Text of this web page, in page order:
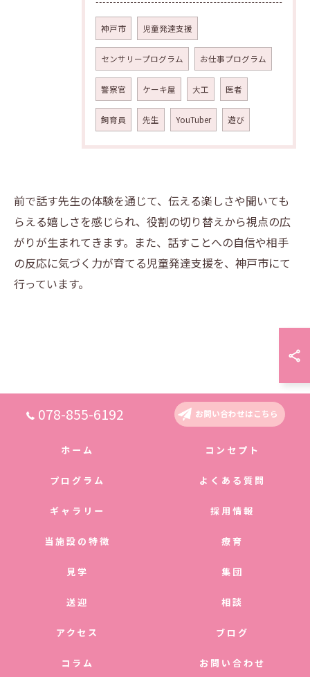
神戸市 児童発達支援
センサリープログラム お仕事プログラム
警察官 ケーキ屋 大工 医者
飼育員 先生 YouTuber 遊び
前で話す先生の体験を通じて、伝える楽しさや聞いても
らえる嬉しさを感じられ、役割の切り替えから視点の広
がりが生まれてきます。また、話すことへの自信や相手
の反応に気づく力が育てる児童発達支援を、神戸市にて
行っています。
078-855-6192 お問い合わせはこちら
ホーム コンセプト
プログラム よくある質問
ギャラリー 採用情報
当施設の特徴 療育
見学 集団
送迎 相談
アクセス ブログ
コラム お問い合わせ